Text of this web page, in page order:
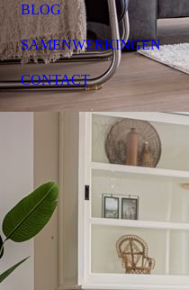
BLOG
SAMENWERKINGEN
CONTACT